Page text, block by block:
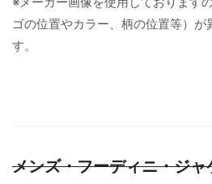
ゴの位置やカラー、柄の位置等）が
す。
メンズ・フーディニ・ジ